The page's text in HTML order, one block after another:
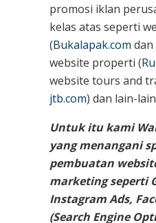
promosi iklan
kelas atas seperti
(Bukalapak.com dan
website properti (
website tours and
jtb.com) dan lain-
Untuk itu kami
yang menangani
pembuatan
marketing seperti
Instagram Ads,
(Search Engine